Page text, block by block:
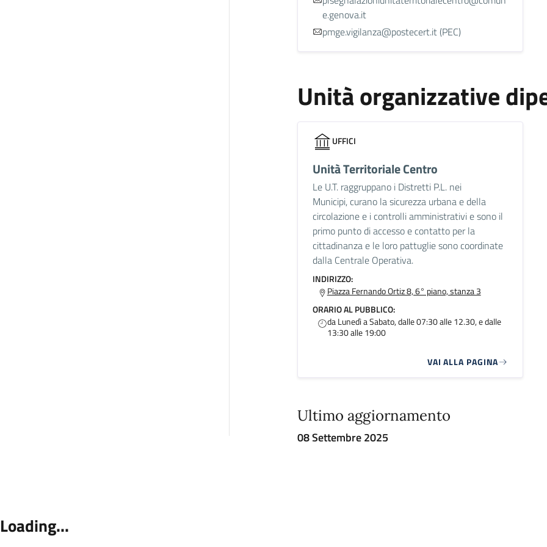
e.genova.it
pmge.vigilanza@postecert.it (PEC)
Unità organizzative
UFFICI
Unità Territoriale Centro
Le U.T. raggruppano i Distretti P.L. nei
Municipi, curano la sicurezza urbana e della
circolazione e i controlli amministrativi e sono il
primo punto di accesso e contatto per la
cittadinanza e le loro pattuglie sono coordinate
dalla Centrale Operativa.
INDIRIZZO:
Piazza Fernando Ortiz 8, 6° piano, stanza 3
ORARIO AL PUBBLICO:
da Lunedì a Sabato, dalle 07:30 alle 12.30, e dalle
13:30 alle 19:00
VAI ALLA PAGINA
Ultimo aggiornamento
08 Settembre 2025